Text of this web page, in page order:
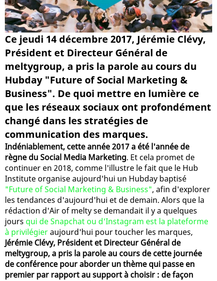
Ce jeudi 14 décembre 2017, Jérémie Clévy,
Président et Directeur Général de
meltygroup, a pris la parole au cours du
Hubday "Future of Social Marketing &
Business". De quoi mettre en lumière ce
que les réseaux sociaux ont profondément
changé dans les stratégies de
communication des marques.
Indéniablement, cette année 2017 a été l'année de
règne du Social Media Marketing. Et cela promet de
continuer en 2018, comme l'illustre le fait que le Hub
Institute organise aujourd'hui un Hubday baptisé
"Future of Social Marketing & Business", afin d'explorer
les tendances d'aujourd'hui et de demain. Alors que la
rédaction d'Air of melty se demandait il y a quelques
jours qui de Snapchat ou d'Instagram est la plateforme
à privilégieraujourd'hui pour toucher les marques,
Jérémie Clévy, Président et Directeur Général de
meltygroup, a pris la parole au cours de cette journée
de conférence pour aborder un thème qui passe en
premier par rapport au support à choisir : de façon